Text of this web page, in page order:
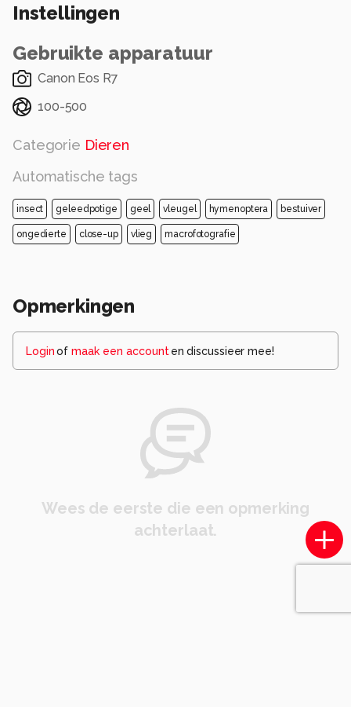
Alle rechten voorbehouden
Instellingen
Gebruikte apparatuur
Canon Eos R7
100-500
Categorie Dieren
Automatische tags
insect geleedpotige geel vleugel hymenoptera bestuiver
ongedierte close-up vlieg macrofotografie
Opmerkingen
Loginof maak een account en discussieer mee!
Wees de eerste die een opmerking
achterlaat.